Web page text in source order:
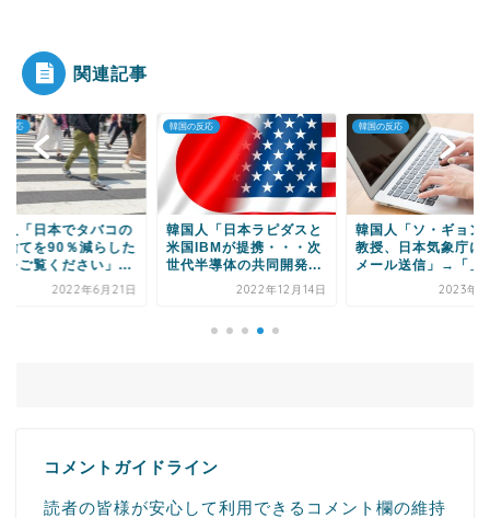
Powered by livedoor 相互RSS
関連記事
反応
人「日本でタバコの
捨てを90％減らした
をご覧ください」...
2022年6月21日
韓国の反応
韓国人「日本ラピダスと
米国IBMが提携・・・次
世代半導体の共同開発...
2022年12月14日
韓国の反応
韓国人「ソ・ギョン
教授、日本気象庁に
メール送信」→「」
2023年5
コメントガイドライン
読者の皆様が安心して利用できるコメント欄の維持